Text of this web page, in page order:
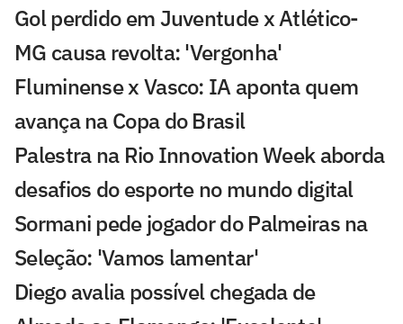
Gol perdido em Juventude x Atlético-
MG causa revolta: 'Vergonha'
Fluminense x Vasco: IA aponta quem
avança na Copa do Brasil
Palestra na Rio Innovation Week aborda
desafios do esporte no mundo digital
Sormani pede jogador do Palmeiras na
Seleção: 'Vamos lamentar'
Diego avalia possível chegada de